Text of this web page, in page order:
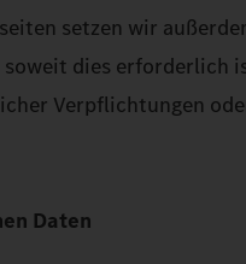
setzen wir
soweit dies
Verpflichtungen
Daten